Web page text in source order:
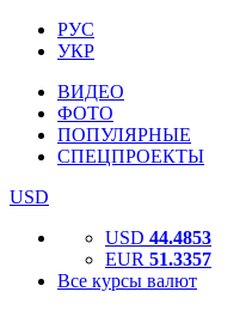
РУС
УКР
ВИДЕО
ФОТО
ПОПУЛЯРНЫЕ
СПЕЦПРОЕКТЫ
USD
USD 44.4853
EUR 51.3357
Все курсы валют